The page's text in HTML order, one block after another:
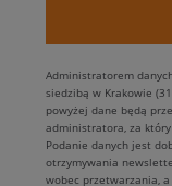
Administratorem
siedzibą w Krakowie
powyżej dane będą
administratora, za który
Podanie danych jest
otrzymywania
wobec przetwarzania,